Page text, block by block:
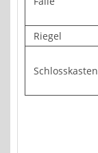
Riegel
Schlosskasten